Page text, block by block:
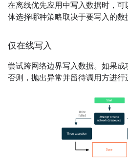
在离线优先应用中写入数据时，
体选择哪种策略取决于要写入的数
仅在线写入
尝试跨网络边界写入数据。如果成
否则，抛出异常并留待调用方进行